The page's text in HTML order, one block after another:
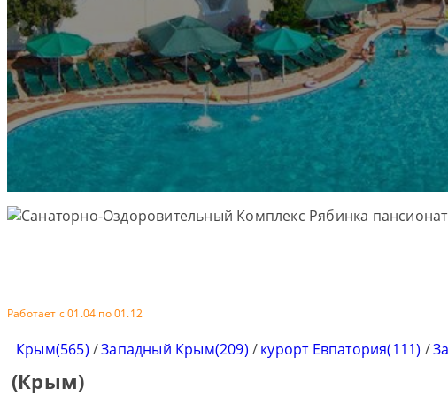
Работает с 01.04 по 01.12
Крым(565) /Западный Крым(209) /курорт Евпатория(111) /
(Крым)